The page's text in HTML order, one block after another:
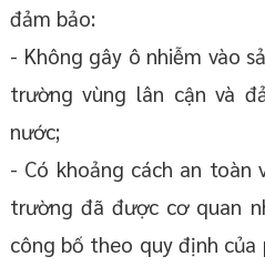
đảm bảo:
- Không gây ô nhiễm vào
trường vùng lân cận và
nước;
- Có khoảng cách an toàn
trường đã được cơ quan
công bố theo quy định